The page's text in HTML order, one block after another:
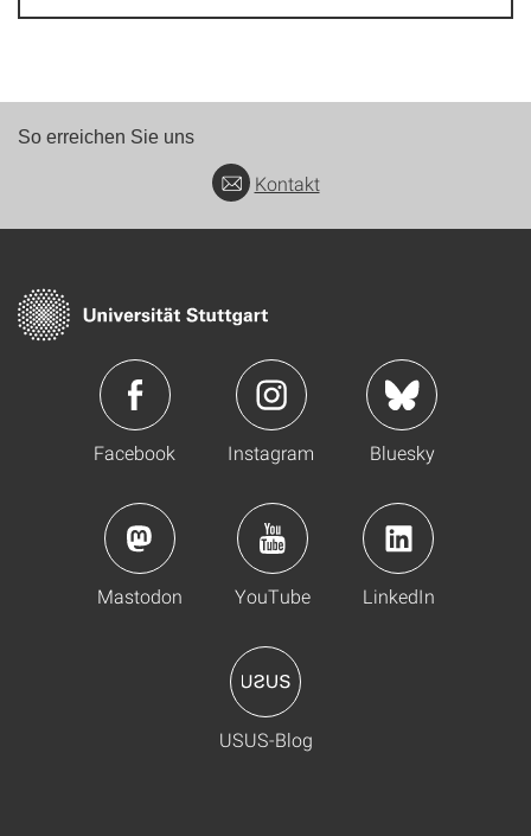
So erreichen Sie uns
Kontakt
Facebook Instagram Bluesky
Mastodon YouTube LinkedIn
USUS-Blog